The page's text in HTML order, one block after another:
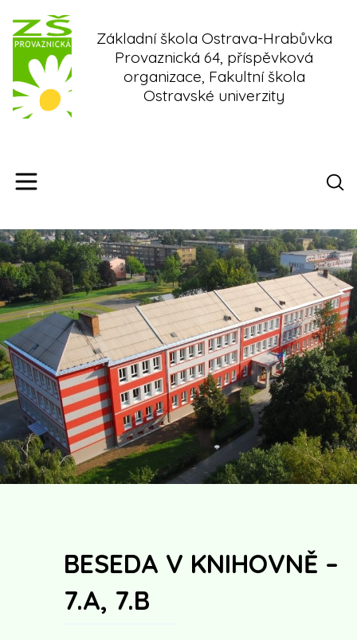
content
Základní škola Ostrava-Hrabůvka
Provaznická 64, příspěvková
organizace, Fakultní škola
Ostravské univerzity
BESEDA V KNIHOVNĚ –
7.A, 7.B